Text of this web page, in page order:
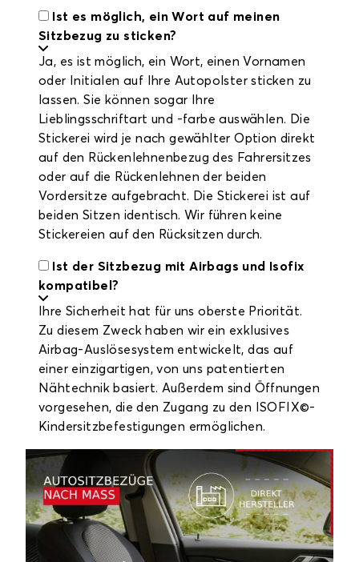
Ist es möglich, ein Wort auf meinen
Sitzbezug zu sticken?
Ja, es ist möglich, ein Wort, einen Vornamen
oder Initialen auf Ihre Autopolster sticken zu
lassen. Sie können sogar Ihre
Lieblingsschriftart und -farbe auswählen. Die
Stickerei wird je nach gewählter Option direkt
auf den Rückenlehnenbezug des Fahrersitzes
oder auf die Rückenlehnen der beiden
Vordersitze aufgebracht. Die Stickerei ist auf
beiden Sitzen identisch. Wir führen keine
Stickereien auf den Rücksitzen durch.
Ist der Sitzbezug mit Airbags und Isofix
kompatibel?
Ihre Sicherheit hat für uns oberste Priorität.
Zu diesem Zweck haben wir ein exklusives
Airbag-Auslösesystem entwickelt, das auf
einer einzigartigen, von uns patentierten
Nähtechnik basiert. Außerdem sind Öffnungen
vorgesehen, die den Zugang zu den ISOFIX©-
Kindersitzbefestigungen ermöglichen.